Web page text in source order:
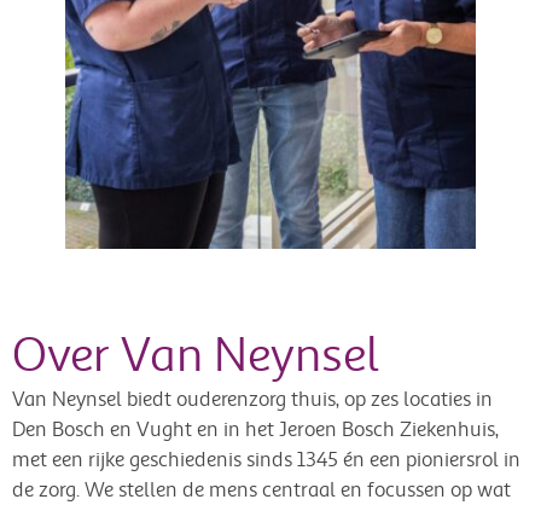
Over Van Neynsel
Van Neynsel biedt ouderenzorg thuis, op zes locaties in
Den Bosch en Vught en in het Jeroen Bosch Ziekenhuis,
met een rijke geschiedenis sinds 1345 én een pioniersrol in
de zorg. We stellen de mens centraal en focussen op wat